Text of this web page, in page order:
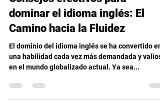
Psic. Guillermo Lara
22 may 2023
3 min de lectura
Consejos efectivos para
dominar el idioma inglés: El
Camino hacia la Fluidez
El dominio del idioma inglés se ha convertido en